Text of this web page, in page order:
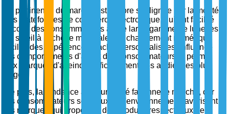
La pertinence du marché est encore soulignée par la montée
des plateformes de commerce électronique, qui ont facilité
l'accès des consommateurs à une large gamme de lunettes
de soleil à l'échelle mondiale. Ce changement numérique
facilite des expériences d'achat personnalisées, influence
les comportements d'achat des consommateurs et permet
aux marques d'atteindre efficacement des audiences plus
larges.
De plus, la tendance à la durabilité façonne le marché, car
les consommateurs soucieux de l'environnement favorisent
les marques qui proposent des produits respectueux de